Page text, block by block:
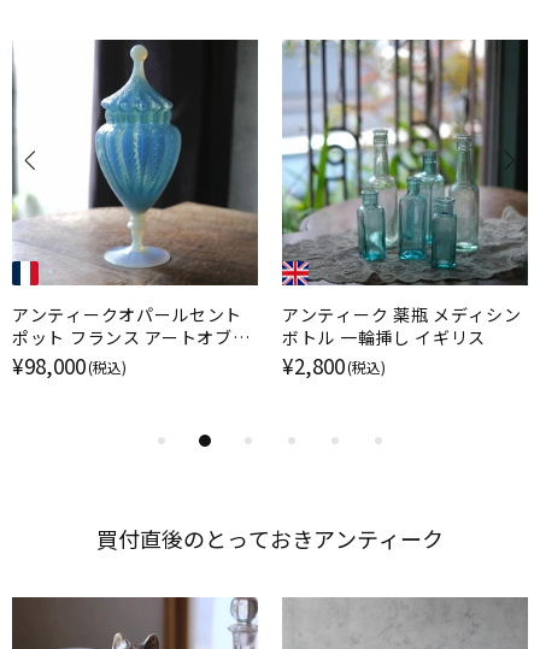
アンティークオパールセント
ポット フランス アートオブジ
ェ
¥98,000(税込)
アンティーク 薬瓶 メディシン
ボトル 一輪挿し イギリス
¥2,800(税込)
買付直後の​とって​おきアンティーク